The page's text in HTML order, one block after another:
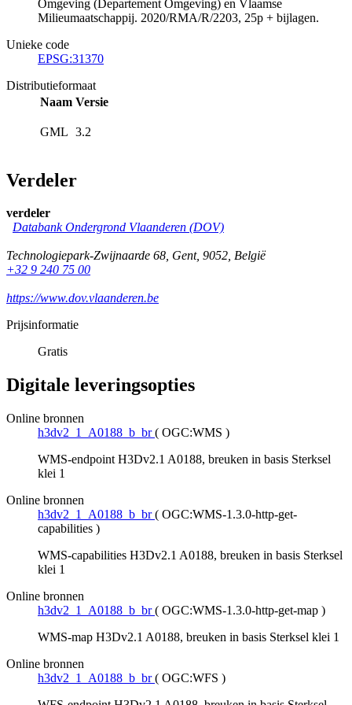
Omgeving (Departement Omgeving) en Vlaamse
Milieumaatschappij. 2020/RMA/R/2203, 25p + bijlagen.
Unieke code
EPSG:31370
Distributieformaat
Naam Versie
GML 3.2
Verdeler
verdeler
Databank Ondergrond Vlaanderen (DOV)
Technologiepark-Zwijnaarde 68, Gent, 9052, België
+32 9 240 75 00
https://www.dov.vlaanderen.be
Prijsinformatie
Gratis
Digitale leveringsopties
Online bronnen
h3dv2_1_A0188_b_br ( OGC:WMS )
WMS-endpoint H3Dv2.1 A0188, breuken in basis Sterksel
klei 1
Online bronnen
h3dv2_1_A0188_b_br ( OGC:WMS-1.3.0-http-get-
capabilities )
WMS-capabilities H3Dv2.1 A0188, breuken in basis Sterksel
klei 1
Online bronnen
h3dv2_1_A0188_b_br ( OGC:WMS-1.3.0-http-get-map )
WMS-map H3Dv2.1 A0188, breuken in basis Sterksel klei 1
Online bronnen
h3dv2_1_A0188_b_br ( OGC:WFS )